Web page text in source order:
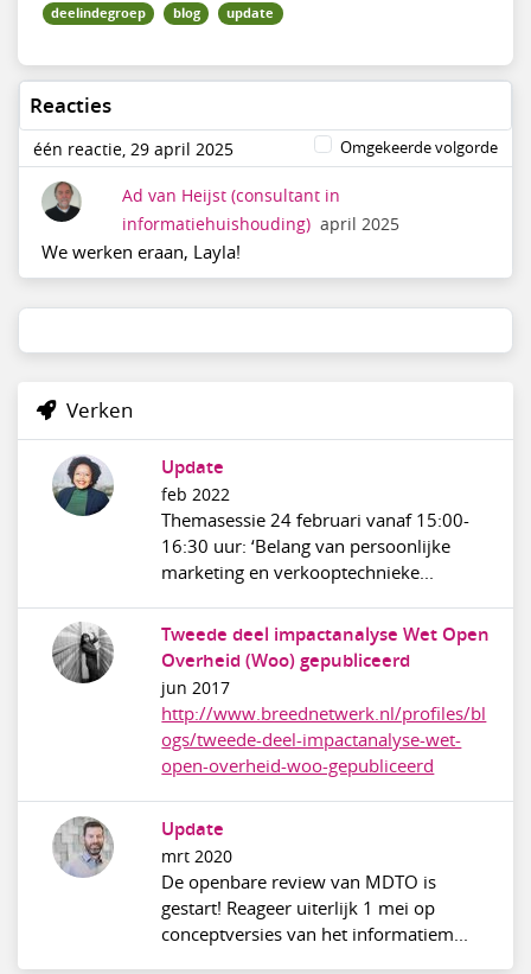
deelindegroep blog update
Reacties
één reactie, 29 april 2025 Omgekeerde volgorde
Ad van Heijst (consultant in
informatiehuishouding) april 2025
We werken eraan, Layla!
Verken
Update
feb 2022
Themasessie 24 februari vanaf 15:00-
16:30 uur: ‘Belang van persoonlijke
marketing en verkooptechnieke...
Tweede deel impactanalyse Wet Open
Overheid (Woo) gepubliceerd
jun 2017
http://www.breednetwerk.nl/profiles/bl
ogs/tweede-deel-impactanalyse-wet-
open-overheid-woo-gepubliceerd
Update
mrt 2020
De openbare review van MDTO is
gestart! Reageer uiterlijk 1 mei op
conceptversies van het informatiem...